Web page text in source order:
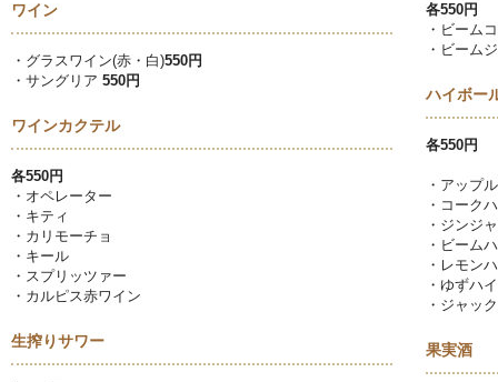
ワイン
・グラスワイン(赤・白)550円
・サングリア 550円
ワインカクテル
各550円
・オペレーター
・キティ
・カリモーチョ
・キール
・スプリッツァー
・カルピス赤ワイン
生搾りサワー
各550円
・ビーム
・ビーム
ハイボー
各550円
・アップ
・コーク
・ジンジ
・ビーム
・レモン
・ゆずハ
・ジャッ
果実酒